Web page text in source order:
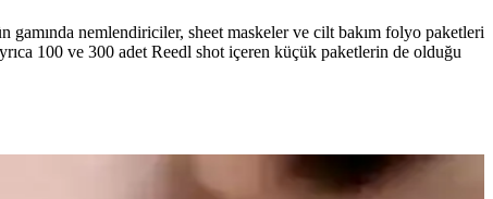
nemlendiriciler, sheet maskeler ve cilt bakım folyo paketleri
100 ve 300 adet Reedl shot içeren küçük paketlerin de olduğu